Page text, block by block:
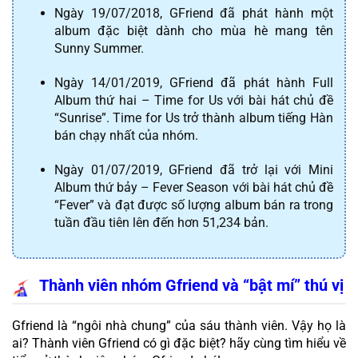
Ngày 19/07/2018, GFriend đã phát hành một
album đặc biệt dành cho mùa hè mang tên
Sunny Summer.
Ngày 14/01/2019, GFriend đã phát hành Full
Album thứ hai – Time for Us với bài hát chủ đề
“Sunrise”. Time for Us trở thành album tiếng Hàn
bán chạy nhất của nhóm.
Ngày 01/07/2019, GFriend đã trở lại với Mini
Album thứ bảy – Fever Season với bài hát chủ đề
“Fever” và đạt được số lượng album bán ra trong
tuần đầu tiên lên đến hơn 51,234 bản.
Thành viên nhóm Gfriend và “bật mí” thú vị
Gfriend là “ngôi nhà chung” của sáu thành viên. Vậy họ là
ai? Thành viên Gfriend có gì đặc biệt? hãy cùng tìm hiểu về